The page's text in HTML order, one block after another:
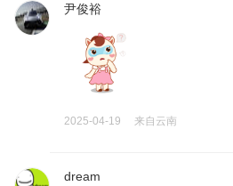
尹俊裕
2025-04-19 来自 云南
dream